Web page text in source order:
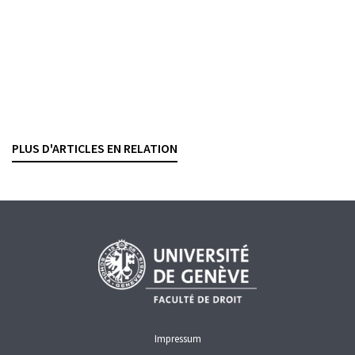
PLUS D'ARTICLES EN RELATION
Impressum